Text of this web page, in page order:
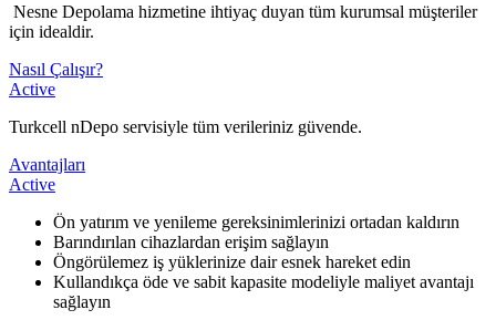
​ Nesne Depolama hizmetine ihtiyaç duyan tüm kurumsal müşteriler
için idealdir.
Nasıl Çalışır?
Active
​Turkcell nDepo servisiyle tüm verileriniz güvende.
Avantajları
Active
​Ön yatırım ve yenileme gereksinimlerinizi ortadan kaldırın
Barındırılan cihazlardan erişim sağlayın
Öngörülemez iş yüklerinize dair esnek hareket edin
Kullandıkça öde ve sabit kapasite modeliyle maliyet avantajı
sağlayın